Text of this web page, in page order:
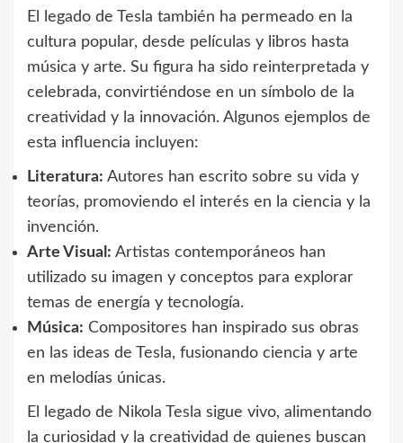
El legado de Tesla también ha permeado en la
cultura popular, desde películas y libros hasta
música y arte. Su figura ha sido reinterpretada y
celebrada, convirtiéndose en un símbolo de la
creatividad y la innovación. Algunos ejemplos de
esta influencia incluyen:
Literatura: Autores han escrito sobre su vida y
teorías, promoviendo el interés en la ciencia y la
invención.
Arte Visual: Artistas contemporáneos han
utilizado su imagen y conceptos para explorar
temas de energía y tecnología.
Música: Compositores han inspirado sus obras
en las ideas de Tesla, fusionando ciencia y arte
en melodías únicas.
El legado de Nikola Tesla sigue vivo, alimentando
la curiosidad y la creatividad de quienes buscan